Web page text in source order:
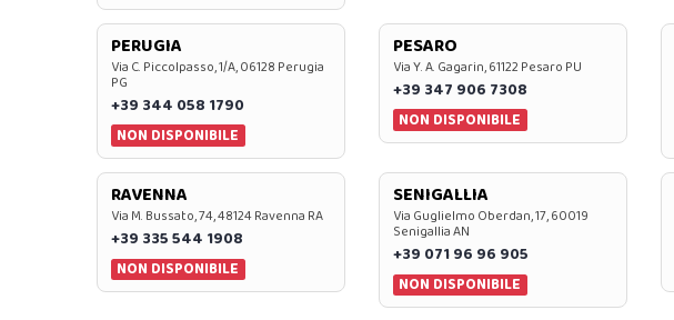
PERUGIA
Via C. Piccolpasso, 1/A, 06128 Perugia
PG
+39 344 058 1790
NON DISPONIBILE
PESARO
Via Y. A. Gagarin, 61122 Pesaro PU
+39 347 906 7308
NON DISPONIBILE
RAVENNA
Via M. Bussato, 74, 48124 Ravenna RA
+39 335 544 1908
NON DISPONIBILE
SENIGALLIA
Via Guglielmo Oberdan, 17, 60019
Senigallia AN
+39 071 96 96 905
NON DISPONIBILE